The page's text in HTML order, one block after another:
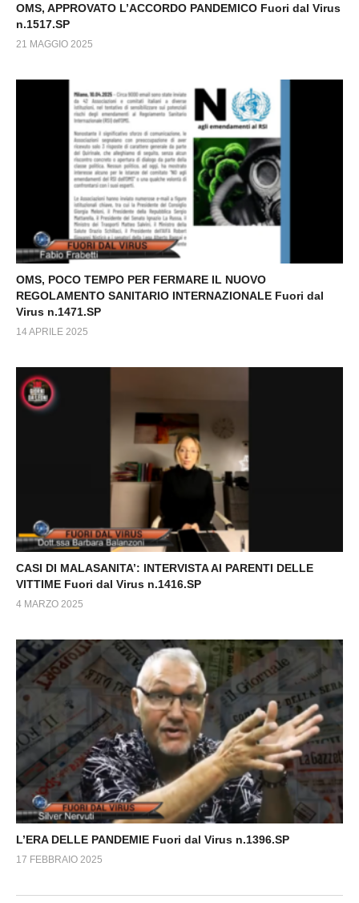
OMS, APPROVATO L’ACCORDO PANDEMICO Fuori dal Virus
n.1517.SP
21 MAGGIO 2025
OMS, POCO TEMPO PER FERMARE IL NUOVO
REGOLAMENTO SANITARIO INTERNAZIONALE Fuori dal
Virus n.1471.SP
14 APRILE 2025
CASI DI MALASANITA’: INTERVISTA AI PARENTI DELLE
VITTIME Fuori dal Virus n.1416.SP
4 MARZO 2025
L’ERA DELLE PANDEMIE Fuori dal Virus n.1396.SP
17 FEBBRAIO 2025